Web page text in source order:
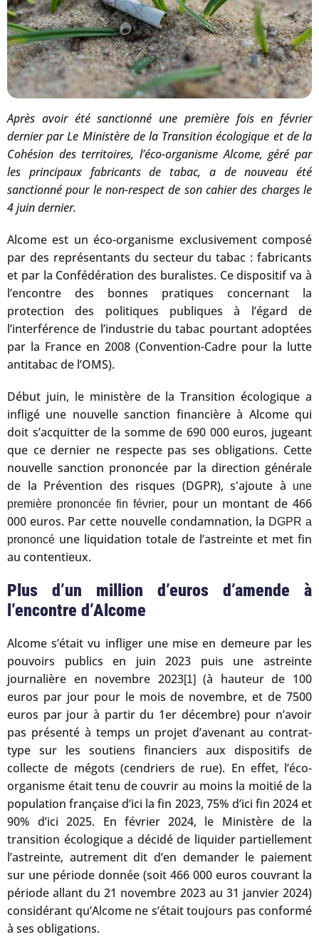
Après avoir été sanctionné une première fois en février
dernier parLe Ministère de la Transition écologique et de la
Cohésion des territoires, l’éco-organisme Alcome, géré par
les principaux fabricants de tabac, a de nouveau été
sanctionné pour le non-respect de son cahier des charges le
4 juin dernier.
Alcome est un éco-organisme exclusivement composé
par des représentants du secteur du tabac : fabricants
et par la Confédération des buralistes. Ce dispositif va à
l’encontre des bonnes pratiques concernant la
protection des politiques publiques à l’égard de
l’interférence de l’industrie du tabac pourtant adoptées
par la France en 2008 (Convention-Cadre pour la lutte
antitabac de l’OMS).
Début juin, le ministère de la Transition écologique a
infligé une nouvelle sanction financière à Alcome qui
doit s’acquitter de la somme de 690 000 euros, jugeant
que ce dernier ne respecte pas ses obligations. Cette
nouvelle sanction prononcée par la direction générale
de la Prévention des risques (DGPR), s'ajoute à
une
première prononcée fin février, pour un montant de 466
000 euros. Par cette nouvelle condamnation, la DGPR a
prononcé une liquidation totale de l’astreinte et met fin
au contentieux.
Plus d’un million d’euros d’amende à
l’encontre d’Alcome
Alcome s’était vu infliger une mise en demeure par les
pouvoirs publics en juin 2023 puis une astreinte
journalière en novembre 2023[1](à hauteur de 100
euros par jour pour le mois de novembre, et de 7500
euros par jour à partir du 1er décembre) pour n’avoir
pas présenté à temps un projet d’avenant au contrat-
type sur les soutiens financiers aux dispositifs de
collecte de mégots (cendriers de rue). En effet, l’éco-
organisme était tenu de couvrir au moins la moitié de la
population française d’ici la fin 2023, 75% d’ici fin 2024 et
90% d’ici 2025. En février 2024, le Ministère de la
transition écologique a décidé de liquider partiellement
l’astreinte, autrement dit d’en demander le paiement
sur une période donnée (soit 466 000 euros couvrant la
période allant du 21 novembre 2023 au 31 janvier 2024)
considérant qu’Alcome ne s’était toujours pas conformé
à ses obligations.